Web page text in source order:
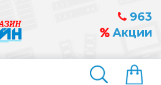
963
Акции
Найти